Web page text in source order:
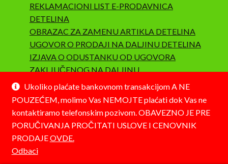
Ukoliko plaćate bankovnom transakcijom A NE
POUZEĆEM, molimo Vas NEMOJTE plaćati dok Vas ne
kontaktiramo telefonskim pozivom. OBAVEZNO JE PRE
PORUČIVANJA PROČITATI USLOVE I CENOVNIK
PRODAJEOVDE.
Odbaci
REKLAMACIONI LIST E-PRODAVNICA
DETELINA
OBRAZAC ZA ZAMENU ARTIKLA DETELINA
UGOVOR O PRODAJI NA DALJINU DETELINA
IZJAVA O ODUSTANKU OD UGOVORA
ZAKLJUČENOG NA DALJINU
SAOBRAZNOST I REKLAMACIJA
© Detelina 2026